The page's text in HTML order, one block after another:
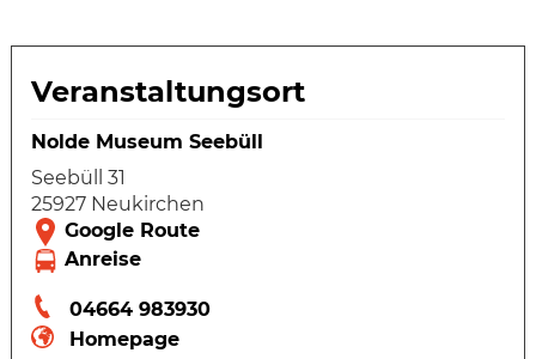
Veranstaltungsort
Nolde Museum Seebüll
Seebüll 31
25927 Neukirchen
04664 983930
Homepage